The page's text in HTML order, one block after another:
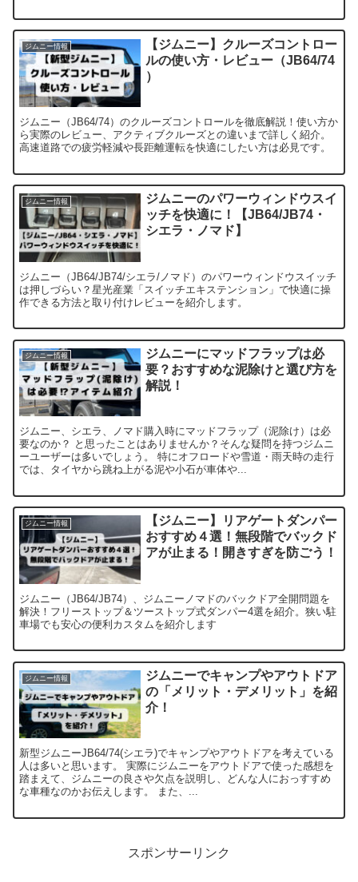
ジムニー情報
【ジムニー】クルーズコントロー
ルの使い方・レビュー（JB64/74
）
ジムニー（JB64/74）のクルーズコントロールを徹底解説！使い方か
ら実際のレビュー、アクティブクルーズとの違いまで詳しく紹介。
高速道路での疲労軽減や長距離運転を快適にしたい方は必見です。
ジムニー情報
ジムニーのパワーウィンドウスイ
ッチを快適に！【JB64/JB74・
シエラ・ノマド】
ジムニー（JB64/JB74/シエラ/ノマド）のパワーウィンドウスイッチ
は押しづらい？星光産業「スイッチエキステンション」で快適に操
作できる方法と取り付けレビューを紹介します。
ジムニー情報
ジムニーにマッドフラップは必
要？おすすめな泥除けと選び方を
解説！
ジムニー、シエラ、ノマド購入時にマッドフラップ（泥除け）は必
要なのか？ と思ったことはありませんか？そんな疑問を持つジムニ
ーユーザーは多いでしょう。 特にオフロードや雪道・雨天時の走行
では、タイヤから跳ね上がる泥や小石が車体や...
ジムニー情報
【ジムニー】リアゲートダンパー
おすすめ４選！無段階でバックド
アが止まる！開きすぎを防ごう！
ジムニー（JB64/JB74）、ジムニーノマドのバックドア全開問題を
解決！フリーストップ＆ツーストップ式ダンパー4選を紹介。狭い駐
車場でも安心の便利カスタムを紹介します
ジムニー情報
ジムニーでキャンプやアウトドア
の「メリット・デメリット」を紹
介！
新型ジムニーJB64/74(シエラ)でキャンプやアウトドアを考えている
人は多いと思います。 実際にジムニーをアウトドアで使った感想を
踏まえて、ジムニーの良さや欠点を説明し、どんな人におっすすめ
な車種なのかお伝えします。 また、...
スポンサーリンク